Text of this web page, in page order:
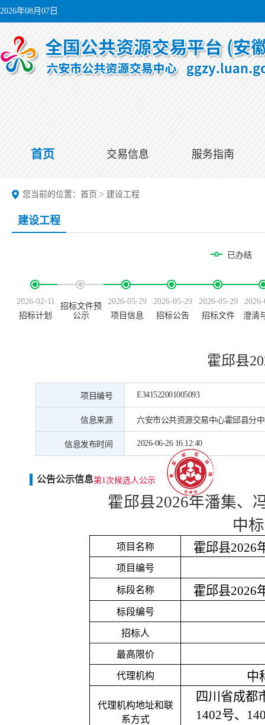
2026年08月07日
首页 交易信息 服务指南
您当前的位置： 首页 > 建设工程
建设工程
已办结
2026-02-11
招标计划
招标文件预
公示
2026-05-29
项目信息
2026-05-29
招标公告
2026-05-29
招标文件
澄清
霍邱县
项目编号 E341522001005093
信息来源 六安市公共资源交易中心霍邱县分
信息发布时间 2026-06-26 16:12:40
公告公示信息第1次候选人公示
霍邱县2026年潘集、
中
项目名称 霍邱县2026
项目编号
标段名称 霍邱县2026
标段编号
招标人
最高限价
代理机构 中
代理机构地址和联
系方式
四川省成都
1402号、